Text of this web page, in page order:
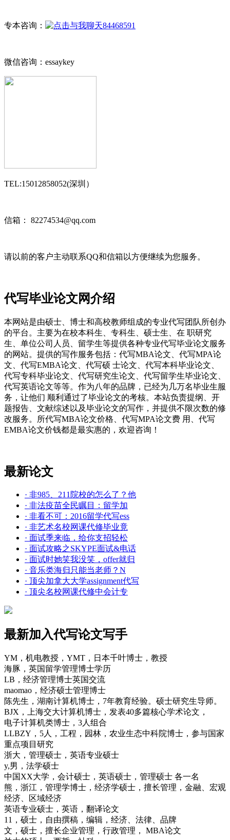
专本咨询： 84468591
微信咨询：essaykey
TEL:15012858052(深圳）
信箱： 82274534@qq.com
请以前的客户主动联系QQ和信箱以方便继续为您服务。
代写毕业论文网介绍
本网站是由硕士、博士和高校教师组成的专业代写团队所创办
的平台。主要为在校本科生、专科生、硕士生、在 职研究
生、单位公司人员、留学生等提供各种专业代写毕业论文服务
的网站。提供的写作服务包括：代写MBA论文、代写MPA论
文、代写EMBA论文、代写硕 士论文、代写本科毕业论文、
代写专科毕业论文、代写研究生论文、代写留学生毕业论文、
代写英语论文等等。作为八年的品牌，已经为几万名毕业生服
务，让他们 顺利通过了毕业论文的考核。本站负责提纲、开
题报告、文献综述以及毕业论文的写作，并提供不限次数的修
改服务。所代写MBA论文价格、代写MPA论文费 用、代写
EMBA论文价钱都是最实惠的，欢迎咨询！
最新论文
· 非985、211院校的怎么了？他
· 非法疫苗全民瞩目：留学加
· 非看不可：2016留学代写ess
· 非艺术名校网课代修毕业竟
· 面试季来临，给你支招轻松
· 面试攻略之SKYPE面试&电话
· 面试时她笑我没笑，offer就归
· 音乐类海归只能当老师？N
· 顶尖加拿大大学assignment代写
· 顶尖名校网课代修中会计专
最新加入代写论文写手
YM，机电教授，YMT，日本千叶博士，教授
海豚，英国留学管理博士学历
LB，经济管理博士英国交流
maomao，经济硕士管理博士
陈先生，湖南计算机博士，7年教育经验。硕士研究生导师。
BJX，上海交大计算机博士，发表40多篇核心学术论文，
电子计算机类博士，3人组合
LLBZY，5人，工程，园林，农业生态中科院博士，参与国家
重点项目研究
浙大，管理硕士，英语专业硕士
y,男，法学硕士
中国XX大学，会计硕士，英语硕士，管理硕士 各一名
熊，浙江，管理学博士，经济学硕士，擅长管理，金融、宏观
经济、区域经济
英语专业硕士，英语，翻译论文
11，硕士，自由撰稿，编辑，经济、法律、品牌
文，硕士，擅长企业管理，行政管理， MBA论文